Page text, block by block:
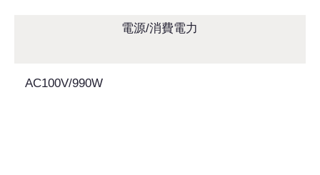
電源/消費電力
AC100V/990W